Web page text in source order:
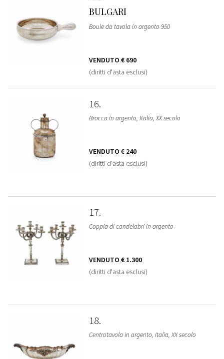
BULGARI
Boule da tavola in argento 950
VENDUTO € 690
(diritti d'asta esclusi)
16
Brocca in argento, Italia, XX secolo
VENDUTO € 240
(diritti d'asta esclusi)
17
Coppia di candelabri in argento
VENDUTO € 1.300
(diritti d'asta esclusi)
18
Centrotavola in argento, Italia, XX secolo